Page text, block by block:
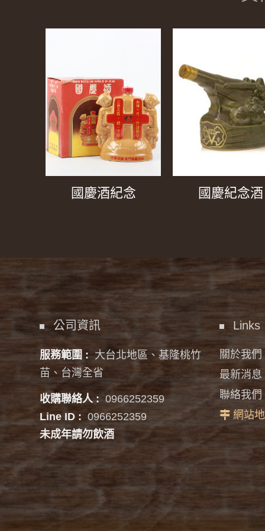
國慶酒紀念 國慶紀念酒
公司資訊
服務範圍 : 大台北地區、基隆桃竹
苗、台灣全省
收購聯絡人 : 0966252359
Line ID : 0966252359
未成年請勿飲酒
Links
關於我們
最新消息
聯絡我們
網站